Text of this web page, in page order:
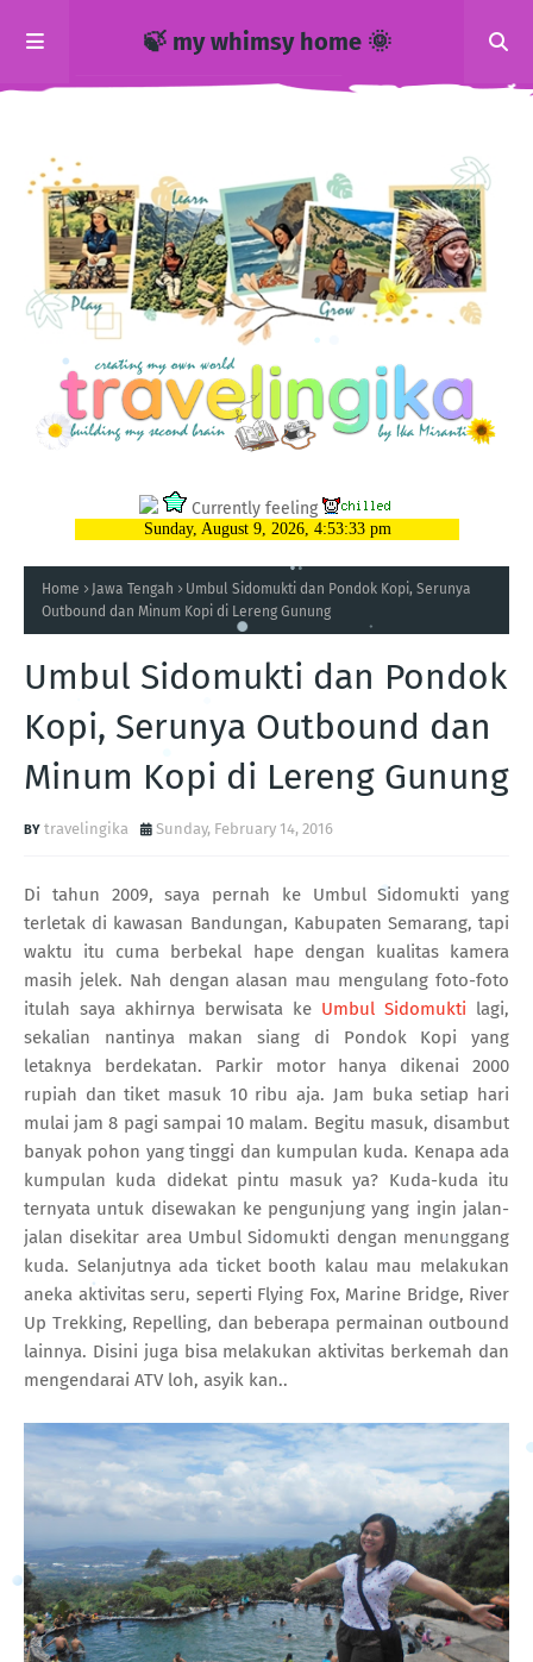
🍃 my whimsy home 🌞
Currently feeling
Home Jawa Tengah
Umbul Sidomukti dan Pondok Kopi, Serunya
Outbound dan Minum Kopi di Lereng Gunung
Umbul Sidomukti dan Pondok
Kopi, Serunya Outbound dan
Minum Kopi di Lereng Gunung
travelingika Sunday, February 14, 2016
Di tahun 2009, saya pernah ke Umbul Sidomukti yang
terletak di kawasan Bandungan, Kabupaten Semarang, tapi
waktu itu cuma berbekal hape dengan kualitas kamera
masih jelek. Nah dengan alasan mau mengulang foto-foto
itulah saya akhirnya berwisata ke Umbul Sidomukti lagi,
sekalian nantinya makan siang di Pondok Kopi yang
letaknya berdekatan. Parkir motor hanya dikenai 2000
rupiah dan tiket masuk 10 ribu aja. Jam buka setiap hari
mulai jam 8 pagi sampai 10 malam. Begitu masuk, disambut
banyak pohon yang tinggi dan kumpulan kuda. Kenapa ada
kumpulan kuda didekat pintu masuk ya? Kuda-kuda itu
ternyata untuk disewakan ke pengunjung yang ingin jalan-
jalan disekitar area Umbul Sidomukti dengan menunggang
kuda. Selanjutnya ada ticket booth kalau mau melakukan
aneka aktivitas seru, seperti Flying Fox, Marine Bridge, River
Up Trekking, Repelling, dan beberapa permainan outbound
lainnya. Disini juga bisa melakukan aktivitas berkemah dan
mengendarai ATV loh, asyik kan..